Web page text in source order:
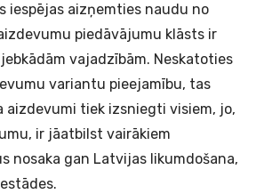
iespējas aizņemties naudu no
piedāvājumu klāsts ir
vajadzībām. Neskatoties
variantu pieejamību, tas
aizdevumi tiek izsniegti visiem, jo,
ir jāatbilst vairākiem
nosaka gan Latvijas likumdošana,